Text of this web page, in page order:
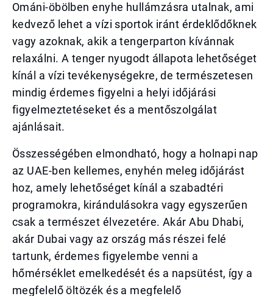
Ománi-öbölben enyhe hullámzásra utalnak, ami
kedvező lehet a vízi sportok iránt érdeklődőknek
vagy azoknak, akik a tengerparton kívánnak
relaxálni. A tenger nyugodt állapota lehetőséget
kínál a vízi tevékenységekre, de természetesen
mindig érdemes figyelni a helyi időjárási
figyelmeztetéseket és a mentőszolgálat
ajánlásait.
Összességében elmondható, hogy a holnapi nap
az UAE-ben kellemes, enyhén meleg időjárást
hoz, amely lehetőséget kínál a szabadtéri
programokra, kirándulásokra vagy egyszerűen
csak a természet élvezetére. Akár Abu Dhabi,
akár Dubai vagy az ország más részei felé
tartunk, érdemes figyelembe venni a
hőmérséklet emelkedését és a napsütést, így a
megfelelő öltözék és a megfelelő